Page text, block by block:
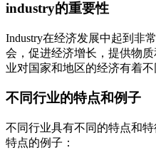
industry的重要性
Industry在经济发展中起到非
会，促进经济增长，提供物
业对国家和地区的经济有着不
不同行业的特点和例子
不同行业具有不同的特点和
特点的例子：